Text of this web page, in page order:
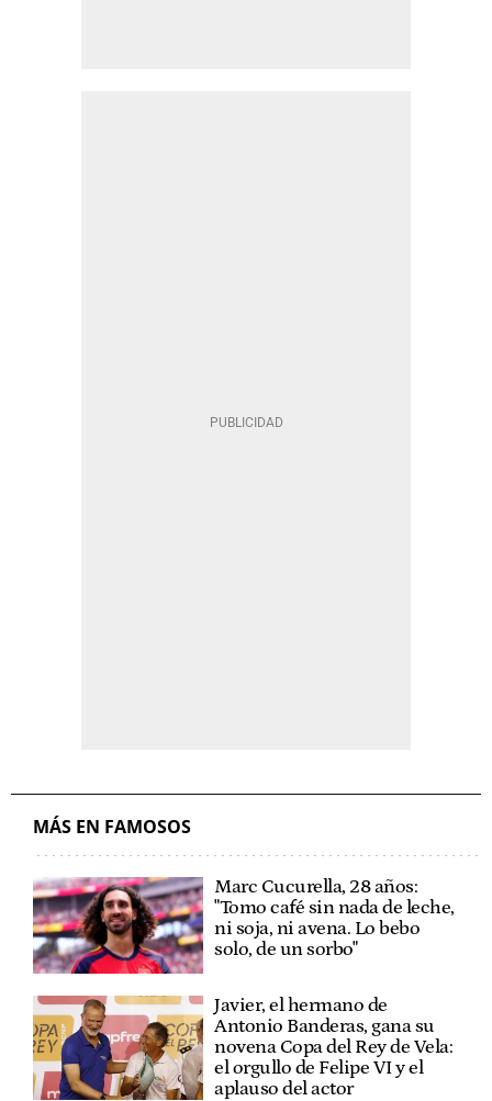
MÁS EN FAMOSOS
Marc Cucurella, 28 años:
"Tomo café sin nada de leche,
ni soja, ni avena. Lo bebo
solo, de un sorbo"
Javier, el hermano de
Antonio Banderas, gana su
novena Copa del Rey de Vela:
el orgullo de Felipe VI y el
aplauso del actor